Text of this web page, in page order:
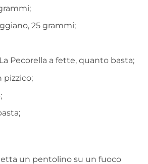
25 grammi;
Pecorella a fette, quanto basta;
pizzico;
un pentolino su un fuoco